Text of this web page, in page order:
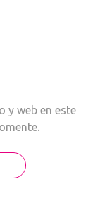
y web en este